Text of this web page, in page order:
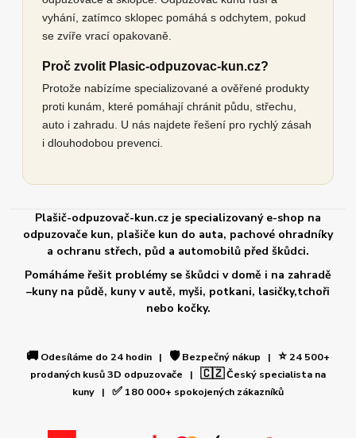
vyhání, zatímco sklopec pomáhá s odchytem, pokud
se zvíře vrací opakovaně.
Proč zvolit Plasic-odpuzovac-kun.cz?
Protože nabízíme specializované a ověřené produkty
proti kunám, které pomáhají chránit půdu, střechu,
auto i zahradu. U nás najdete řešení pro rychlý zásah
i dlouhodobou prevenci.
Plašič-odpuzovač-kun.cz je specializovaný e-shop na
odpuzovače kun, plašiče kun do auta, pachové ohradníky
a ochranu střech, půd a automobilů před škůdci.
Pomáháme řešit problémy se škůdci v domě i na zahradě
–kuny na půdě, kuny v autě, myši, potkani, lasičky,tchoři
nebo kočky.
🚚 Odesíláme do 24 hodin | 🛡️Bezpečný nákup | ⭐24 500+
prodaných kusů 3D odpuzovače | 🇨🇿Český specialista na
kuny | ✅ 180 000+ spokojených zákazníků